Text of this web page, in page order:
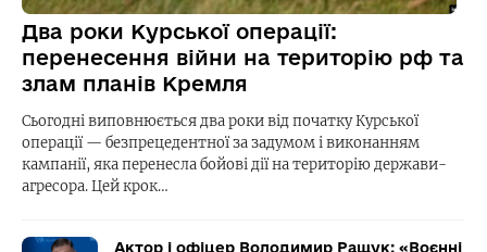
Два роки Курської операції:
перенесення війни на територію рф та
злам планів Кремля
Сьогодні виповнюється два роки від початку Курської
операції — безпрецедентної за задумом і виконанням
кампанії, яка перенесла бойові дії на територію держави-
агресора. Цей крок…
Актор і офіцер Володимир Ращук: «Воєнні